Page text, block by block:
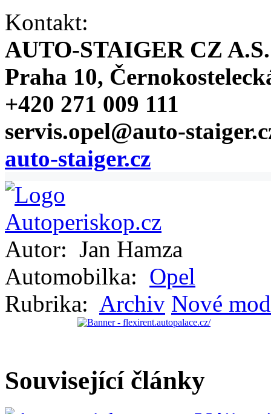
Kontakt:
AUTO-STAIGER CZ A.S.
Praha 10,
+420 271 009 111
servis.opel@auto-
auto-staiger.cz
Autor: Jan Hamza
Automobilka: Opel
Rubrika: Archiv Nové
Související články